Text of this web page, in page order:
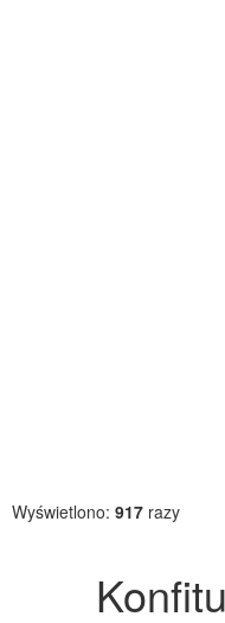
Wyświetlono: 917 razy